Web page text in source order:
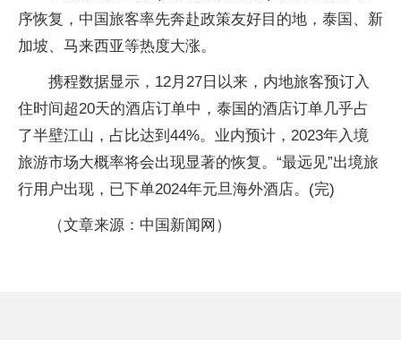
序恢复，中国旅客率先奔赴政策友好目的地，泰国、新
加坡、马来西亚等热度大涨。
携程数据显示，12月27日以来，内地旅客预订入
住时间超20天的酒店订单中，泰国的酒店订单几乎占
了半壁江山，占比达到44%。业内预计，2023年入境
旅游市场大概率将会出现显著的恢复。“最远见”出境旅
行用户出现，已下单2024年元旦海外酒店。(完)
（文章来源：中国新闻网）